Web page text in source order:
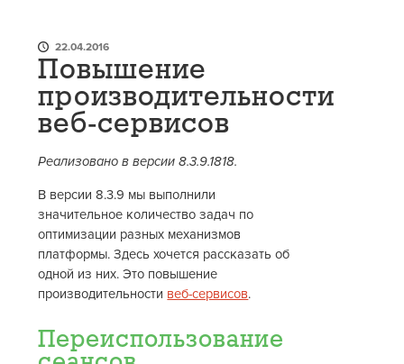
22.04.2016
Повышение
производительности
веб-сервисов
Реализовано в версии 8.3.9.1818.
В версии 8.3.9 мы выполнили
значительное количество задач по
оптимизации разных механизмов
платформы. Здесь хочется рассказать об
одной из них. Это повышение
производительности веб-сервисов.
Переиспользование